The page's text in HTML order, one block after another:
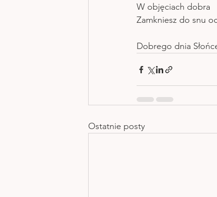
W objęciach dobra
Zamkniesz do snu
Dobrego dnia
Ostatnie posty